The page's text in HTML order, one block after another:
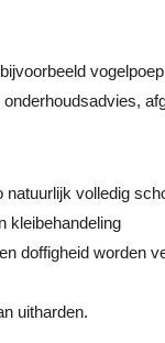
natuurlijk volledig
kleibehandeling
doffigheid worden
uitharden.